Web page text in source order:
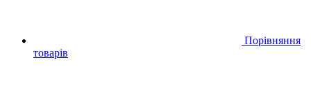
Порівняння
товарів